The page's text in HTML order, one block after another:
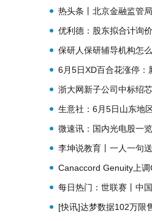
行情整理运行
热头条丨北京金融监管
银行股份有限公司北京
优利德：股东拟合计询
保研人保研辅导机构怎
6月5日XD百合花涨停：
池，钠电池概念热股 信
浙大网新子公司中标绍
（南片）智能化项目 报
生意社：6月5日山东地
焦点短讯
微速讯：国内光电股一
李坤说教育丨一人一句
_______？
Canaccord Genuity上
每日热门：世联赛丨中
收获本赛季首场胜利
[快讯]达梦数据102万限